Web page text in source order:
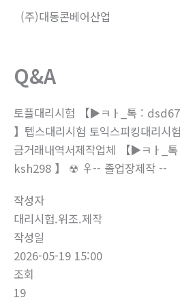
(주)대동콘베어산업
Q&A
토플대리시험 【▶ㅋㅏ_톡 :
】텝스대리시험 토익스피킹대리시
금거래내역서제작업체 【▶ㅋㅏ_
ksh298 】 ☢ ♀-- 졸업장제작 --
작성자
대리시험.위조.제작
작성일
2026-05-19 15:00
조회
19